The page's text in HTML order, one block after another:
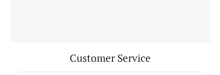
Customer Service